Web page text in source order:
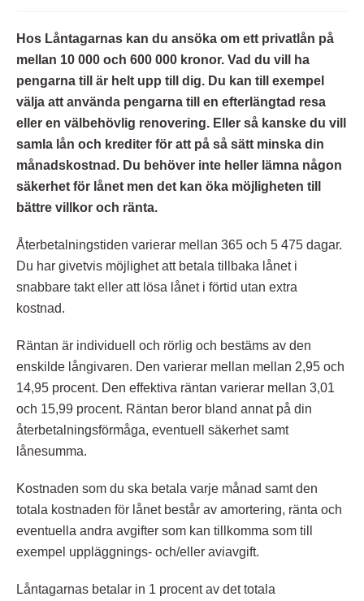
Hos Låntagarnas kan du ansöka om ett privatlån på
mellan 10 000 och 600 000 kronor. Vad du vill ha
pengarna till är helt upp till dig. Du kan till exempel
välja att använda pengarna till en efterlängtad resa
eller en välbehövlig renovering. Eller så kanske du vill
samla lån och krediter för att på så sätt minska din
månadskostnad. Du behöver inte heller lämna någon
säkerhet för lånet men det kan öka möjligheten till
bättre villkor och ränta.
Återbetalningstiden varierar mellan 365 och 5 475 dagar.
Du har givetvis möjlighet att betala tillbaka lånet i
snabbare takt eller att lösa lånet i förtid utan extra
kostnad.
Räntan är individuell och rörlig och bestäms av den
enskilde långivaren. Den varierar mellan mellan 2,95 och
14,95 procent. Den effektiva räntan varierar mellan 3,01
och 15,99 procent. Räntan beror bland annat på din
återbetalningsförmåga, eventuell säkerhet samt
lånesumma.
Kostnaden som du ska betala varje månad samt den
totala kostnaden för lånet består av amortering, ränta och
eventuella andra avgifter som kan tillkomma som till
exempel uppläggnings- och/eller aviavgift.
Låntagarnas betalar in 1 procent av det totala